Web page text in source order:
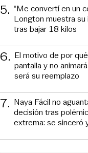
5. “Me convertí en un
Longton muestra
tras bajar 18 kilos
6. El motivo de por
pantalla y no
será su reemplazo
7. Naya Fácil no
decisión tras
extrema: se sinceró